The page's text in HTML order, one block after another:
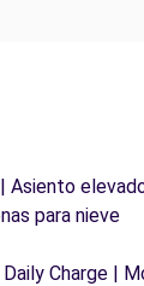
para nieve
Charge |